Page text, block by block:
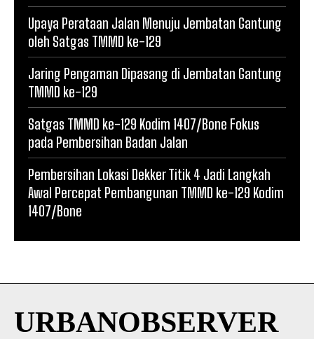
Upaya Perataan Jalan Menuju Jembatan Gantung
oleh Satgas TMMD ke-129
Jaring Pengaman Dipasang di Jembatan Gantung
TMMD ke-129
Satgas TMMD ke-129 Kodim 1407/Bone Fokus
pada Pembersihan Badan Jalan
Pembersihan Lokasi Dekker Titik 4 Jadi Langkah
Awal Percepat Pembangunan TMMD ke-129 Kodim
1407/Bone
URBANOBSERVER